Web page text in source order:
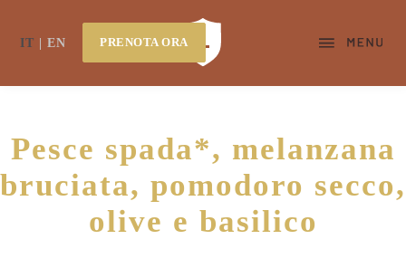
IT EN PRENOTA ORA
Pesce spada*, melanzana
bruciata, pomodoro secco,
olive e basilico